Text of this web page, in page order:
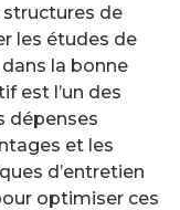
de
les études de
la bonne
est l’un des
dépenses
et les
d’entretien
optimiser ces